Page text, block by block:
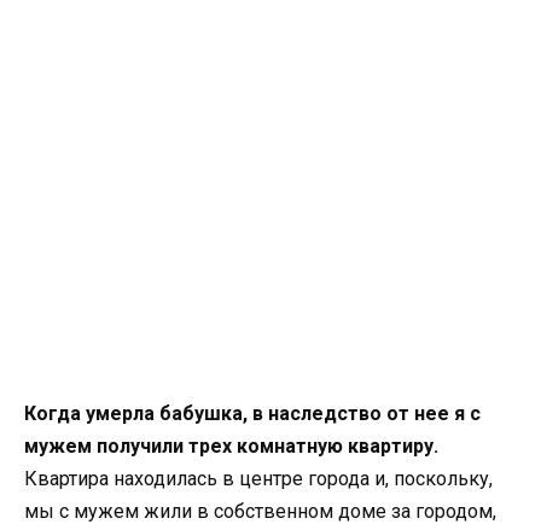
Когда умерла бабушка, в наследство от нее я с
мужем получили трех комнатную квартиру.
Квартира находилась в центре города и, поскольку,
мы с мужем жили в собственном доме за городом,